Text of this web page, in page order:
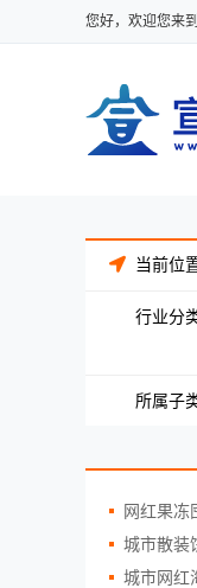
您好，欢迎您来
当前位
行业分
所属子
网红果冻
城市散装
城市网红